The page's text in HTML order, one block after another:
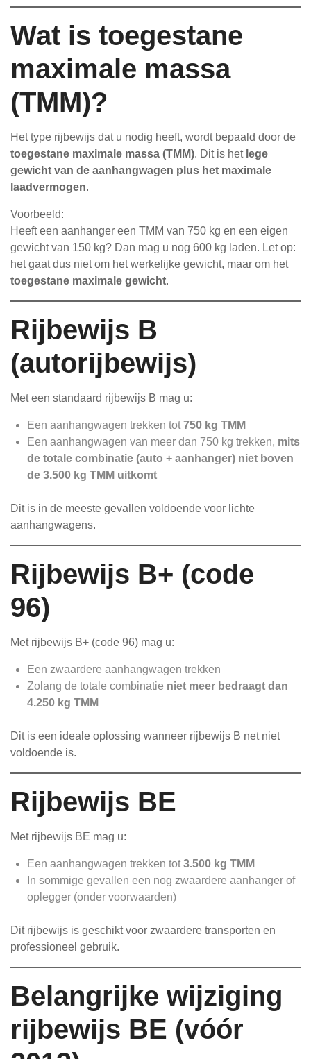
Wat is toegestane
maximale massa
(TMM)?
Het type rijbewijs dat u nodig heeft, wordt bepaald door de
toegestane maximale massa (TMM). Dit is het lege
gewicht van de aanhangwagen plus het maximale
laadvermogen.
Voorbeeld:
Heeft een aanhanger een TMM van 750 kg en een eigen
gewicht van 150 kg? Dan mag u nog 600 kg laden. Let op:
het gaat dus niet om het werkelijke gewicht, maar om het
toegestane maximale gewicht.
Rijbewijs B
(autorijbewijs)
Met een standaard rijbewijs B mag u:
Een aanhangwagen trekken tot 750 kg TMM
Een aanhangwagen van meer dan 750 kg trekken, mits
de totale combinatie (auto + aanhanger) niet boven
de 3.500 kg TMM uitkomt
Dit is in de meeste gevallen voldoende voor lichte
aanhangwagens.
Rijbewijs B+ (code
96)
Met rijbewijs B+ (code 96) mag u:
Een zwaardere aanhangwagen trekken
Zolang de totale combinatie niet meer bedraagt dan
4.250 kg TMM
Dit is een ideale oplossing wanneer rijbewijs B net niet
voldoende is.
Rijbewijs BE
Met rijbewijs BE mag u:
Een aanhangwagen trekken tot 3.500 kg TMM
In sommige gevallen een nog zwaardere aanhanger of
oplegger (onder voorwaarden)
Dit rijbewijs is geschikt voor zwaardere transporten en
professioneel gebruik.
Belangrijke wijziging
rijbewijs BE (vóór